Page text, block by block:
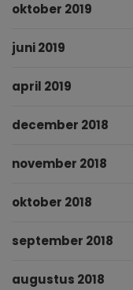
oktober 2019
juni 2019
april 2019
december 2018
november 2018
oktober 2018
september 2018
augustus 2018